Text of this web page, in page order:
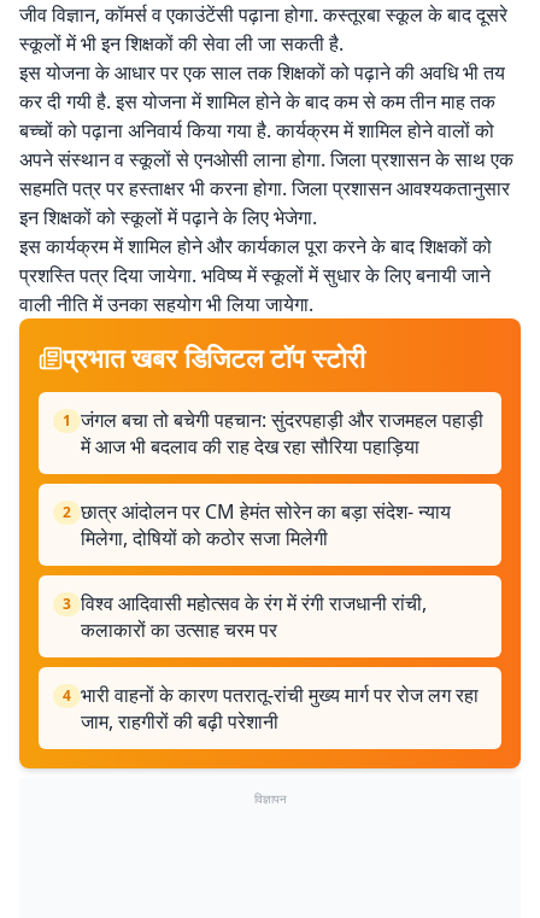
जीव विज्ञान, कॉमर्स व एकाउंटेंसी पढ़ाना होगा. कस्तूरबा स्कूल के बाद दूसरे
स्कूलों में भी इन शिक्षकों की सेवा ली जा सकती है.
इस योजना के आधार पर एक साल तक शिक्षकों को पढ़ाने की अवधि भी तय
कर दी गयी है. इस योजना में शामिल होने के बाद कम से कम तीन माह तक
बच्चों को पढ़ाना अनिवार्य किया गया है. कार्यक्रम में शामिल होने वालों को
अपने संस्थान व स्कूलों से एनओसी लाना होगा. जिला प्रशासन के साथ एक
सहमति पत्र पर हस्ताक्षर भी करना होगा. जिला प्रशासन आवश्यकतानुसार
इन शिक्षकों को स्कूलों में पढ़ाने के लिए भेजेगा.
इस कार्यक्रम में शामिल होने और कार्यकाल पूरा करने के बाद शिक्षकों को
प्रशस्ति पत्र दिया जायेगा. भविष्य में स्कूलों में सुधार के लिए बनायी जाने
वाली नीति में उनका सहयोग भी लिया जायेगा.
प्रभात खबर डिजिटल टॉप स्टोरी
1 जंगल बचा तो बचेगी पहचान: सुंदरपहाड़ी और राजमहल पहाड़ी
में आज भी बदलाव की राह देख रहा सौरिया पहाड़िया
2 छात्र आंदोलन पर CM हेमंत सोरेन का बड़ा संदेश- न्याय
मिलेगा, दोषियों को कठोर सजा मिलेगी
3 विश्व आदिवासी महोत्सव के रंग में रंगी राजधानी रांची,
कलाकारों का उत्साह चरम पर
4 भारी वाहनों के कारण पतरातू-रांची मुख्य मार्ग पर रोज लग रहा
जाम, राहगीरों की बढ़ी परेशानी
विज्ञापन